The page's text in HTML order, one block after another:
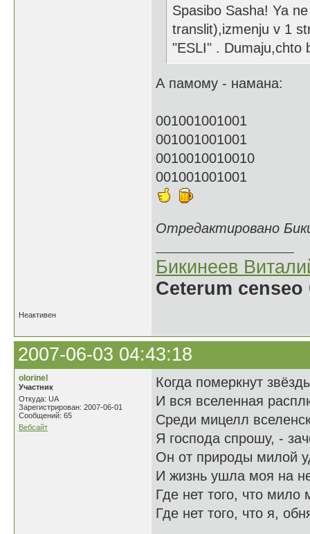
Spasibo Sasha! Ya
translit),izmenju v 1
"ESLI" . Dumaju,chto
А памому - намана:
001001001001
001001001001
0010010010010
001001001001
Отредактировано
Бикинеев
Ceterum
Неактивен
2007-06-03 04:43:18
olorinel
Участник
Откуда: UA
Зарегистрирован: 2007-06-01
Сообщений: 65
Вебсайт
Когда померкнут
И вся вселенная
Среди мицелл
Я господа спрошу, -
Он от природы милой
И жизнь ушла моя на
Где нет того, что мило
Где нет того, что я,